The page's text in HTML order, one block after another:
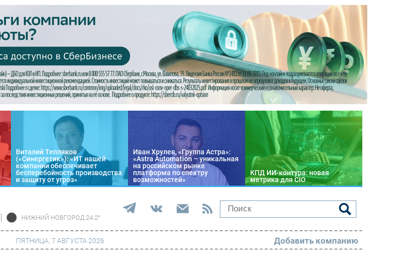
Виталий Тепляков
(«Синергетик»): «ИТ нашей
компании обеспечивает
бесперебойность производства
и защиту от угроз»
Иван Хрулев, «Группа Астра»:
«Astra Automation – уникальная
на российском рынке
платформа по спектру
возможностей»
КПД ИИ-контура: новая
метрика для CIO
НИЖНИЙ НОВГОРОД 24.2°
ПЯТНИЦА, 7 АВГУСТА 2026 Добавить компанию